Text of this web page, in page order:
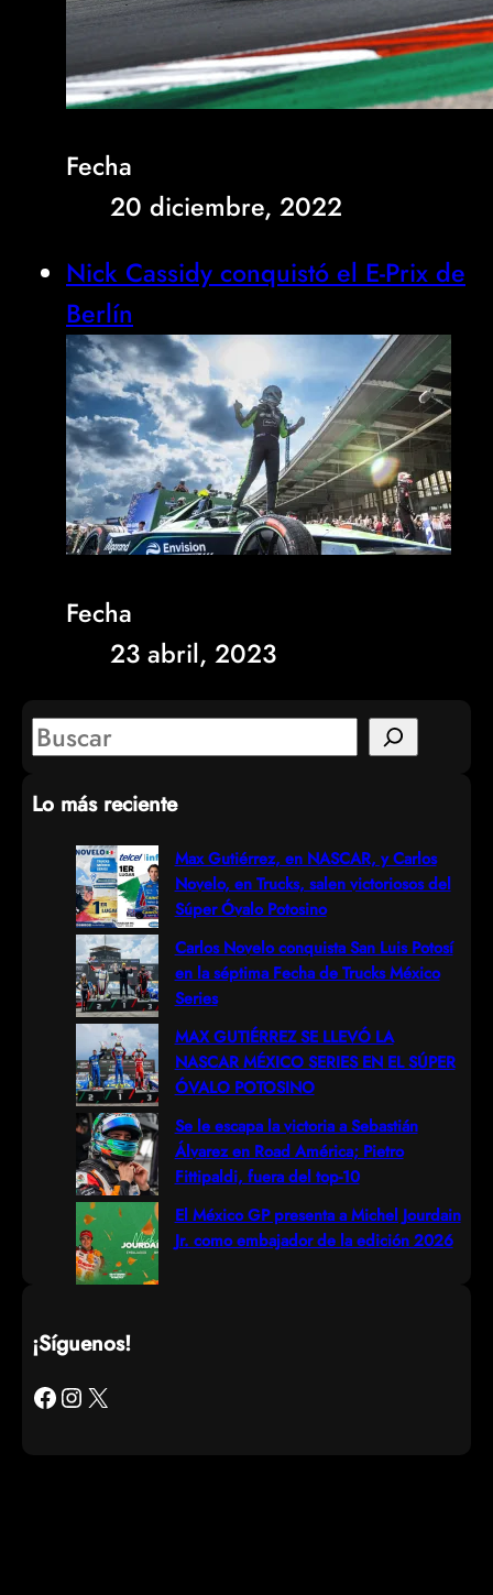
Fecha
20 diciembre, 2022
Nick Cassidy conquistó el E-Prix de
Berlín
Fecha
23 abril, 2023
S
a
Lo más reciente
Max Gutiérrez, en NASCAR, y Carlos
Novelo, en Trucks, salen victoriosos del
Súper Óvalo Potosino
Carlos Novelo conquista San Luis Potosí
en la séptima Fecha de Trucks México
Series
MAX GUTIÉRREZ SE LLEVÓ LA
NASCAR MÉXICO SERIES EN EL SÚPER
ÓVALO POTOSINO
Se le escapa la victoria a Sebastián
Álvarez en Road América; Pietro
Fittipaldi, fuera del top-10
El México GP presenta a Michel Jourdain
Jr. como embajador de la edición 2026
¡Síguenos!
Facebook Instagram X